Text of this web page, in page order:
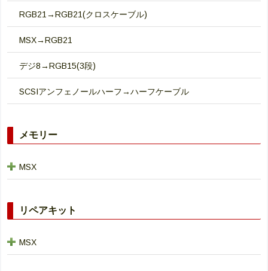
RGB21→RGB21(クロスケーブル)
MSX→RGB21
デジ8→RGB15(3段)
SCSIアンフェノールハーフ→ハーフケーブル
メモリー
MSX
リペアキット
MSX